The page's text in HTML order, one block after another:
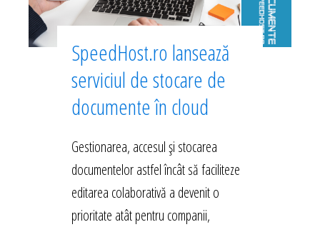
SpeedHost.ro lansează
serviciul de stocare de
documente în cloud
Gestionarea, accesul și stocarea
documentelor astfel încât să faciliteze
editarea colaborativă a devenit o
prioritate atât pentru companii,